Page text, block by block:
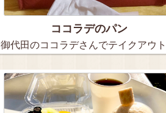
ココラデのパン
御代田のココラデさんでテイクアウト